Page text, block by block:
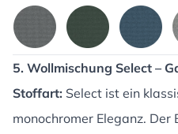
5. Wollmischung Select –
Stoffart: Select ist ein
monochromer Eleganz.